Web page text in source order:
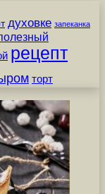
духовке запеканка
рецепт
торт